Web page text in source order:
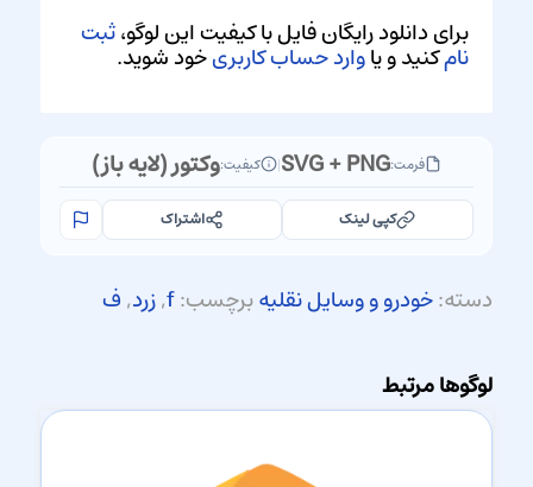
برای دانلود رایگان فایل با کیفیت این لوگو،ثبت
نامکنید و یاوارد حساب کاربریخود شوید.
فرمت:SVG + PNG
| کیفیت:وکتور (لایه باز)
کپی لینک اشتراک
دسته:خودرو و وسایل نقلیهبرچسب:f
,زرد,ف
لوگوها مرتبط